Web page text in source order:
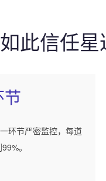
此信任星
环节严密监控，每道
。